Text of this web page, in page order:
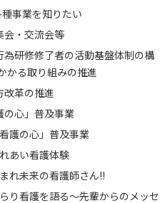
事業を知りたい
会・交流会等
為研修修了者の活動基盤体制の構
かる取り組みの推進
改革の推進
の心」普及事業
看護の心」普及事業
あい看護体験
れ未来の看護師さん!!
り看護を語る～先輩からのメッセ